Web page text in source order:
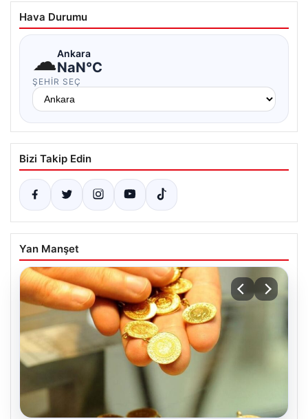
Hava Durumu
☁Ankara
NaN°C
ŞEHIR SEÇ
Bizi Takip Edin
Yan Manşet